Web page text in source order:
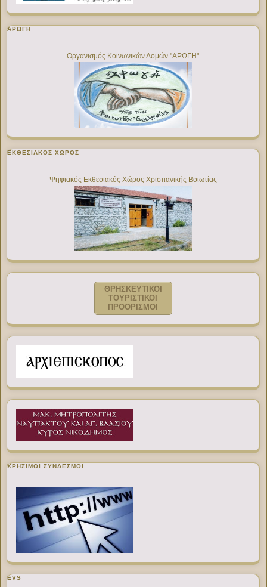
ΑΡΩΓΗ
Οργανισμός Κοινωνικών Δομών "ΑΡΩΓΗ"
ΕΚΘΕΣΙΑΚΌΣ ΧΏΡΟΣ
Ψηφιακός Εκθεσιακός Χώρος Χριστιανικής Βοιωτίας
ΘΡΗΣΚΕΥΤΙΚΟΙ
ΤΟΥΡΙΣΤΙΚΟΙ
ΠΡΟΟΡΙΣΜΟΙ
ΧΡΉΣΙΜΟΙ ΣΎΝΔΕΣΜΟΙ
EVS